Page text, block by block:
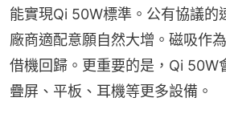
能實現Qi 50W標準。公有協議的
廠商適配意願自然大增。磁吸作
借機回歸。更重要的是，Qi 50W
疊屏、平板、耳機等更多設備。